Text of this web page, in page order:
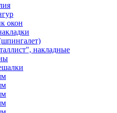
окон
накладные